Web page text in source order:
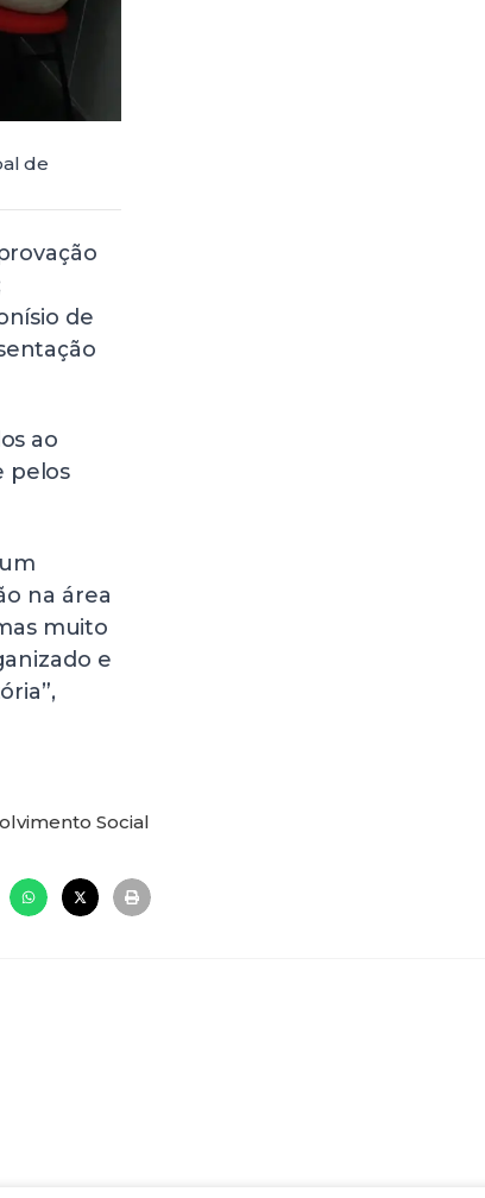
de
de
ao
pelos
na área
muito
e
Social